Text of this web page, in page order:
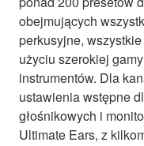
obejmujących
perkusyjne,
użyciu szerokiej
instrumentów. Dla
ustawienia wstępne
głośnikowych i
Ultimate Ears, z